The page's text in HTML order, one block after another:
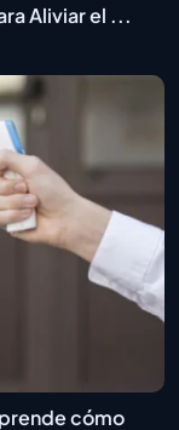
Aliviar el ...
cómo